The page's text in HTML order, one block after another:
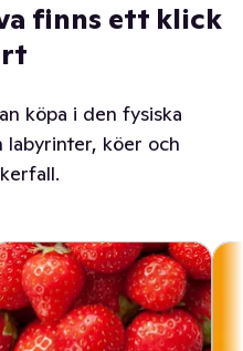
finns ett klick
köpa i den fysiska
labyrinter, köer och